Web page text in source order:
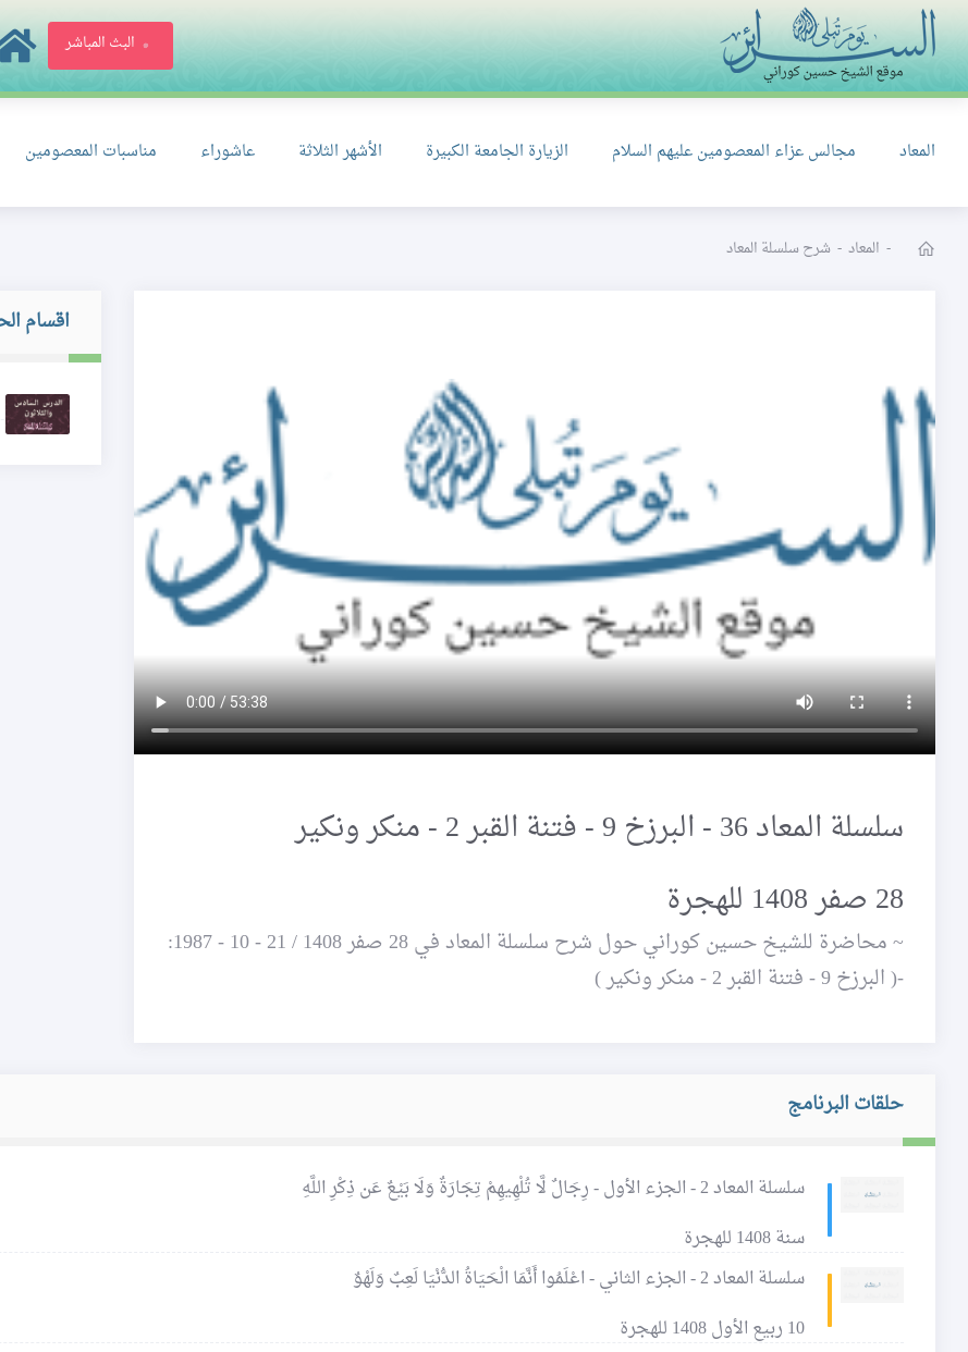
البث المباشر
المعاد مجالس عزاء المعصومين عليهم السلام الزيارة الجامعة الكبيرة الأشهر الثلاثة عاشوراء مناسبات المعصومين
- المعاد - شرح سلسلة المعاد
سلسلة المعاد 36 - البرزخ 9 - فتنة القبر 2 - منكر ونكير
28 صفر 1408 للهجرة
~ محاضرة للشيخ حسين كوراني حول شرح سلسلة المعاد في 28 صفر 1408 / 21 - 10 - 1987:
-( البرزخ 9 - فتنة القبر 2 - منكر ونكير )
اقسام
حلقات البرنامج
سلسلة المعاد 2 - الجزء الأول - رِجَالٌ لَّا تُلْهِيهِمْ تِجَارَةٌ وَلَا بَيْعٌ عَن ذِكْرِ اللَّهِ
سنة 1408 للهجرة
سلسلة المعاد 2 - الجزء الثاني - اعْلَمُوا أَنَّمَا الْحَيَاةُ الدُّنْيَا لَعِبٌ وَلَهْوٌ
10 ربيع الأول 1408 للهجرة